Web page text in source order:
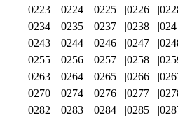
0223 0224 0225 0226
0234
0235 0237 0238 024
0243
0244 0246 0247
0255
0256 0257 0258
0263
0264 0265 0266
0270
0274 0276 0277
0282
0283 0284 0285